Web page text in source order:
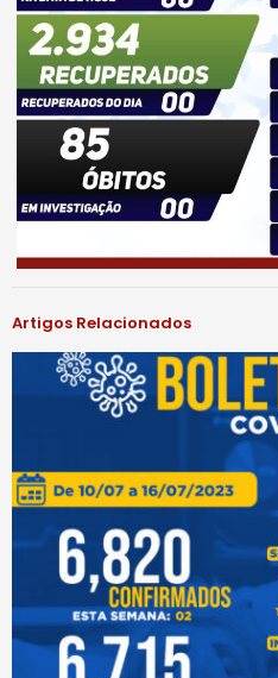
Artigos Relacionados